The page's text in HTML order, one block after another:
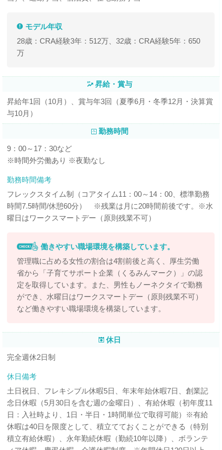
モデル年収
28歳：CRA経験3年：512万、32歳：CRA経験5年：650
万
昇給・賞与
昇給年1回（10月）、賞与年3回（夏季6月・冬季12月・決算賞
与10月）
勤務時間
9：00～17：30など
※時間外労働あり ※夜勤なし
勤務時間備考
フレックスタイム制（コアタイム11：00～14：00、標準勤務
時間7.5時間/休憩60分） ※残業は月に20時間前後です。※水
曜日はワークスマートデー（原則残業不可）
働きやすい職場環境を構築しています。
管理職に占める女性の割合は4割前後と高く、厚生労働
省から「子育てサポート企業（くるみんマーク）」の認
定を取得しています。また、男性もノーネクタイで勤務
ができ、水曜日はワークスマートデー（原則残業不可）
など働きやすい職場環境を構築しています。
休日
完全週休2日制
休日備考
土日祝日、フレキシブル休暇5日、年末年始休暇7日、創業記
念日休暇（5月30日を含む週の金曜日）、有給休暇（初年度11
日：入社時より、1日・半日・1時間単位で取得可能）※有給
休暇は40日を限度として、積立てておくことができる（特別
積立有給休暇）、永年勤続休暇（勤続10年以降）、ボランテ